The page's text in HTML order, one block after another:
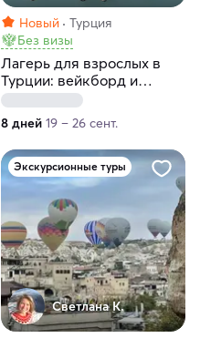
Новый
Турция
Без визы
Лагерь для взрослых в
Турции: вейкборд и
туристическая программа
8 дней 19 – 26 сент.
Экскурсионные туры
Светлана К.